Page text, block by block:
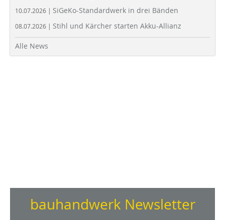
10.07.2026 | SiGeKo-Standardwerk in drei Bänden
08.07.2026 | Stihl und Kärcher starten Akku-Allianz
Alle News
bauhandwerk Newsletter